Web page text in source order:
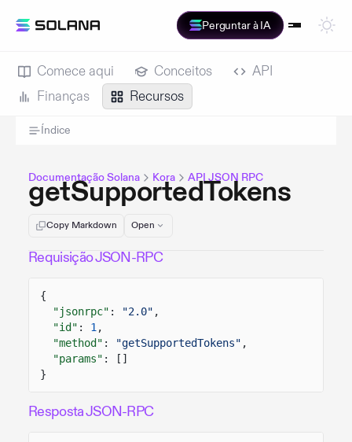
Perguntar à IA
Comece aqui Conceitos
API
Finanças
Recursos
Índice
Documentação Solana Kora API JSON RPC
getSupportedTokens
Copy Markdown Open
Requisição JSON-RPC
{
"jsonrpc" : "2.0" ,
"id" : 1 ,
"method" : "getSupportedTokens" ,
"params" : []
}
Resposta JSON-RPC